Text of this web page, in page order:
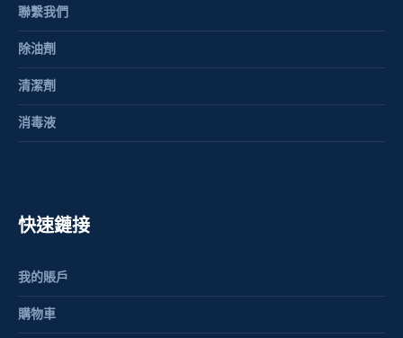
聯繫我們
除油劑
清潔劑
消毒液
快速鏈接
我的賬戶
購物車